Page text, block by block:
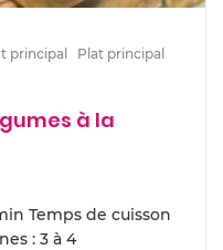
principal
Plat principal
à la
Temps de cuisson
: 3 à 4